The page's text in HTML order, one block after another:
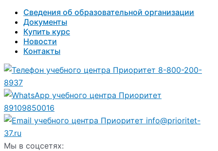
Сведения об образовательной организации
Документы
Купить курс
Новости
Контакты
8-800-200-
8937
89109850016
info@prioritet-
37.ru
Мы в соцсетях: